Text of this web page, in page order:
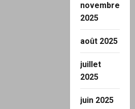
novembre
2025
août 2025
juillet
2025
juin 2025